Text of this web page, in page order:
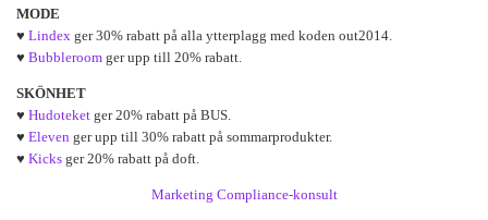
MODE
♥ Lindex ger 30% rabatt på alla ytterplagg med koden out2014.
♥ Bubbleroom ger upp till 20% rabatt.
SKÖNHET
♥ Hudoteket ger 20% rabatt på BUS.
♥ Eleven ger upp till 30% rabatt på sommarprodukter.
♥ Kicks ger 20% rabatt på doft.
Marketing Compliance-konsult